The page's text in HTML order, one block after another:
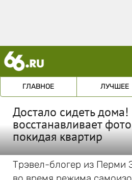
ГЛАВНОЕ ЛУЧШЕЕ
Достало сидеть дома!
восстанавливает
покидая квартир
Трэвел-блогер из Перми